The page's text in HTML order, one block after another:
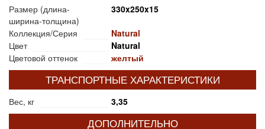
Размер (длина-
ширина-толщина)
330x250x15
Коллекция/Серия
Natural
Цвет
Natural
Цветовой оттенок
желтый
ТРАНСПОРТНЫЕ ХАРАКТЕРИСТИКИ
Вес, кг 3,35
ДОПОЛНИТЕЛЬНО